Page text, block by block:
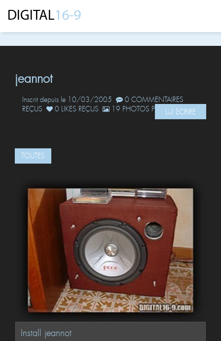
jeannot
Inscrit depuis le 10/03/2005
0 COMMENTAIRES
REÇUS
0 LIKES REÇUS 19 PHOTOS POSTÉESLUI ÉCRIRE
TOUTES
Install jeannot